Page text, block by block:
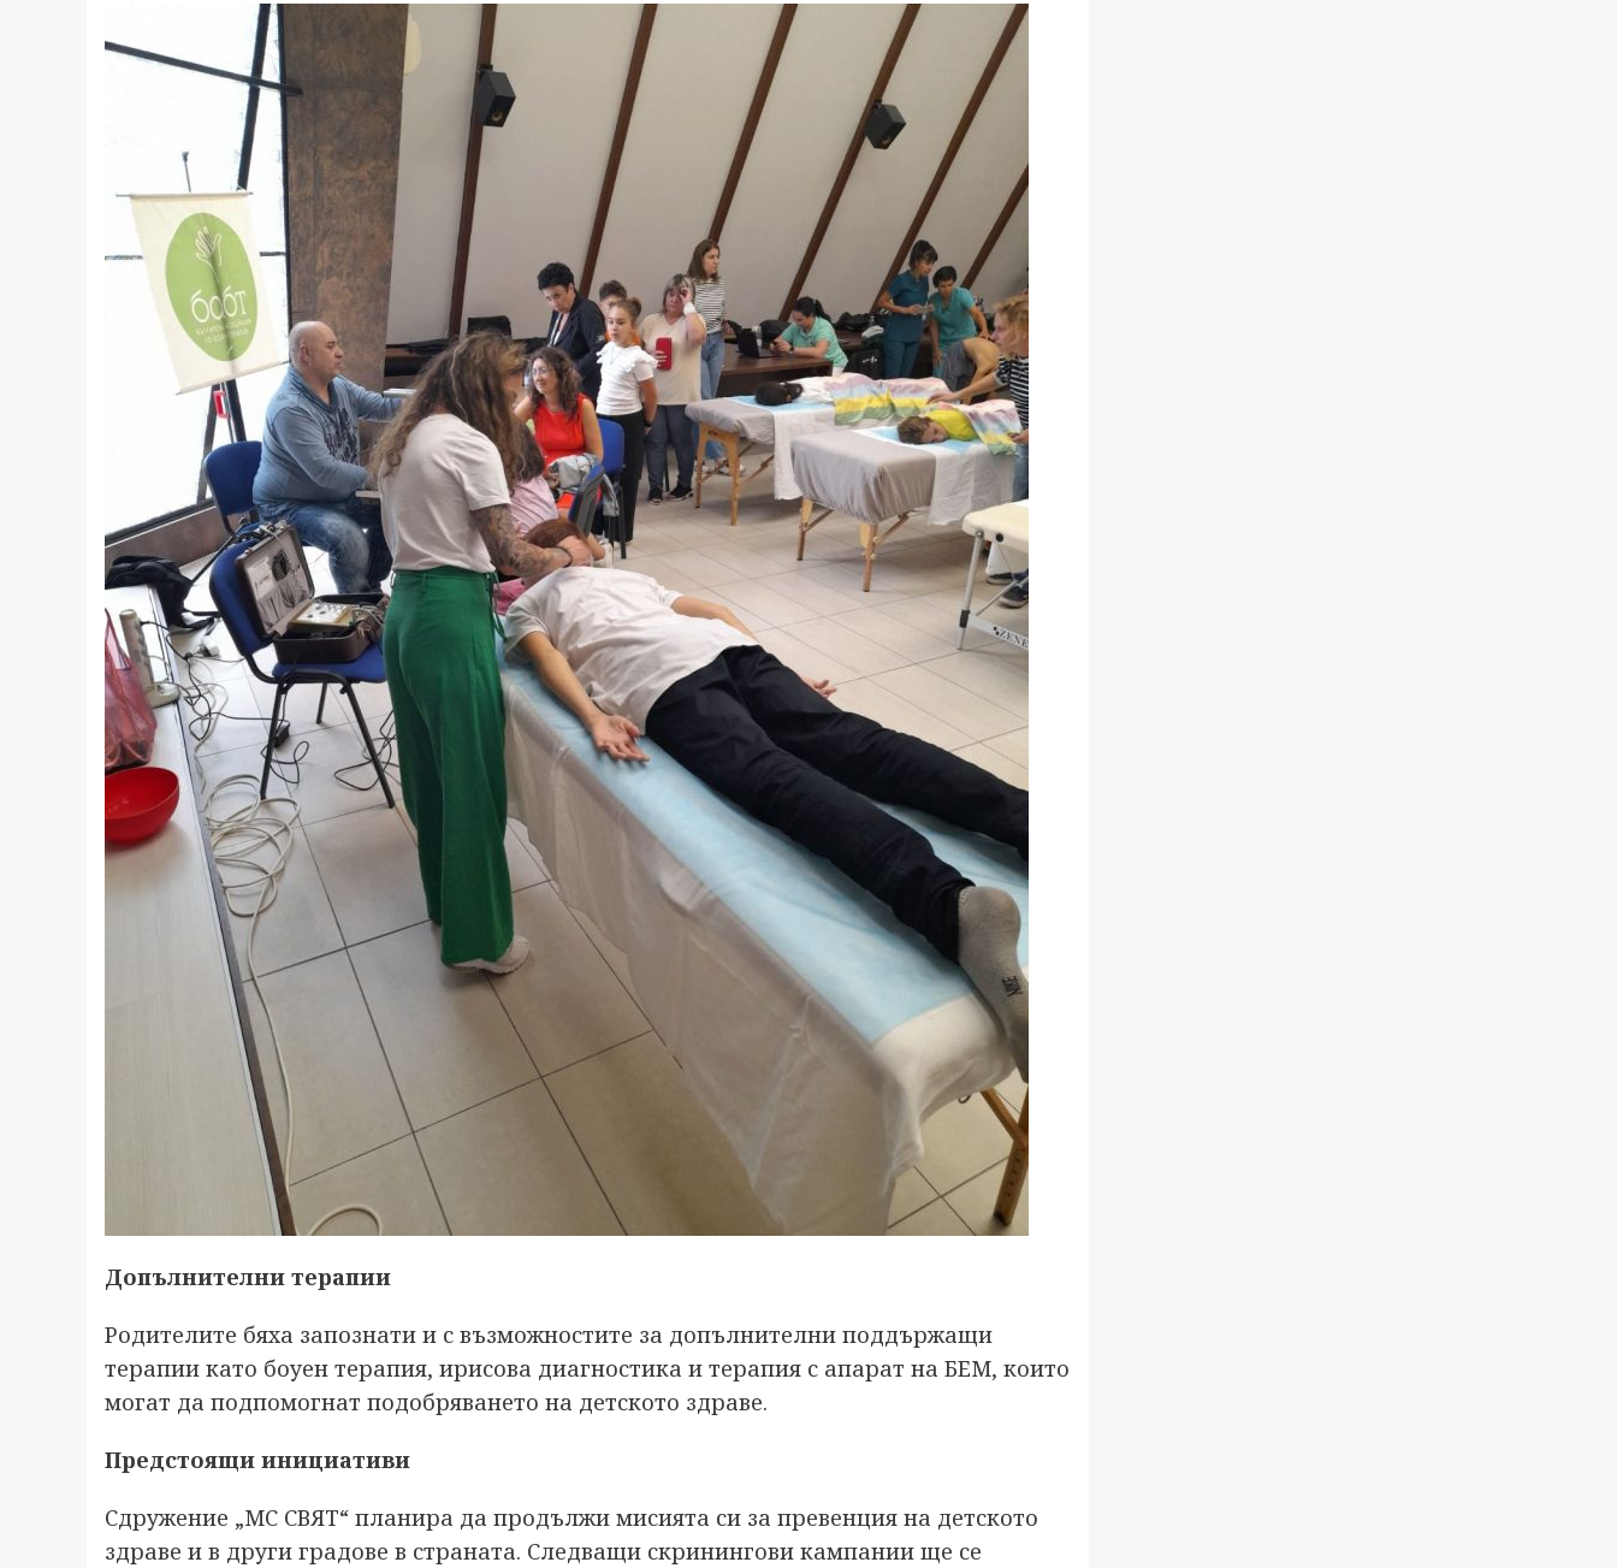
Допълнителни терапии
Родителите бяха запознати и с възможностите за допълнителни поддържащи
терапии като боуен терапия, ирисова диагностика и терапия с апарат на БЕМ, които
могат да подпомогнат подобряването на детското здраве.
Предстоящи инициативи
Сдружение „МС СВЯТ“ планира да продължи мисията си за превенция на детското
здраве и в други градове в страната. Следващи скринингови кампании ще се